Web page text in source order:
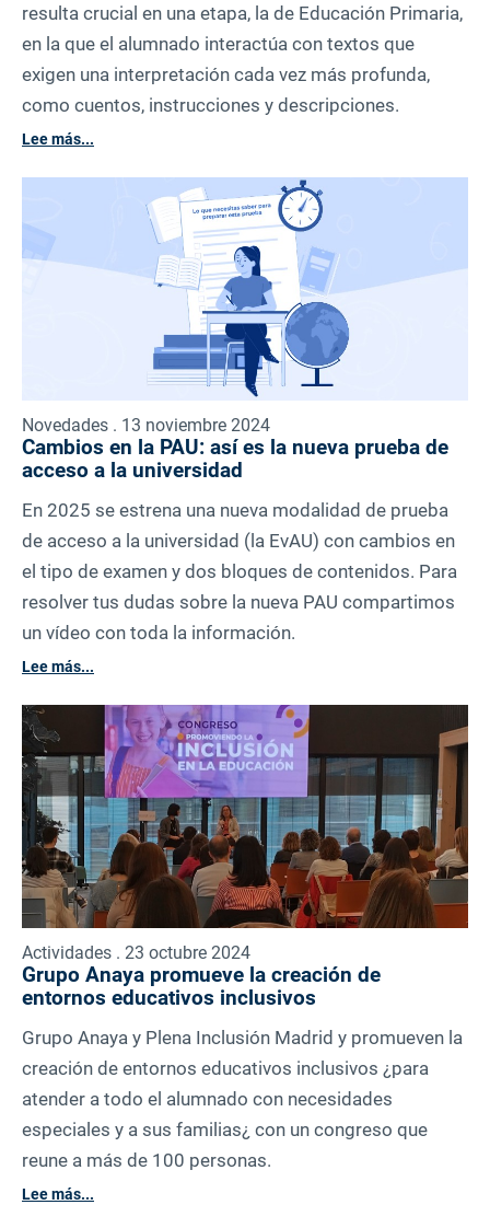
resulta crucial en una etapa, la de Educación Primaria,
en la que el alumnado interactúa con textos que
exigen una interpretación cada vez más profunda,
como cuentos, instrucciones y descripciones.
Lee más...
Novedades . 13 noviembre 2024
Cambios en la PAU: así es la nueva prueba de
acceso a la universidad
En 2025 se estrena una nueva modalidad de prueba
de acceso a la universidad (la EvAU) con cambios en
el tipo de examen y dos bloques de contenidos. Para
resolver tus dudas sobre la nueva PAU compartimos
un vídeo con toda la información.
Lee más...
Actividades . 23 octubre 2024
Grupo Anaya promueve la creación de
entornos educativos inclusivos
Grupo Anaya y Plena Inclusión Madrid y promueven la
creación de entornos educativos inclusivos ¿para
atender a todo el alumnado con necesidades
especiales y a sus familias¿ con un congreso que
reune a más de 100 personas.
Lee más...